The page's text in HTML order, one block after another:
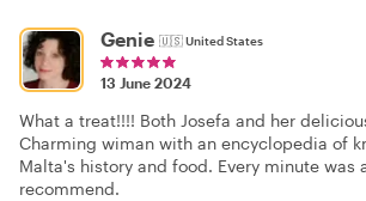
Genie 🇺🇸United States
13 June 2024
What a treat!!!! Both Josefa and her
Charming wiman with an encyclopedia of
Malta's history and food. Every minute was
recommend.